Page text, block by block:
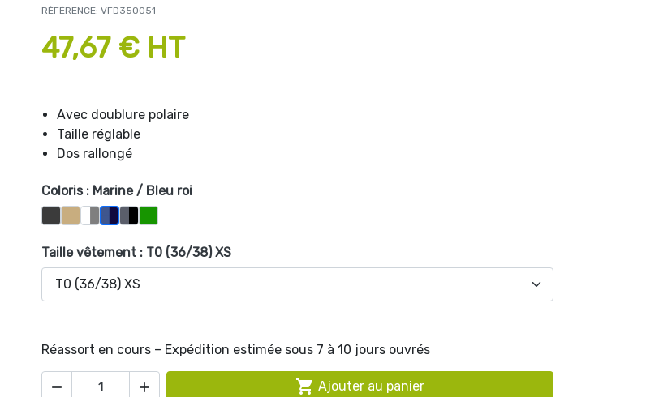
search
RÉFÉRENCE: VFD350051
47,67 € HT
Avec doublure polaire
Taille réglable
Dos rallongé
Coloris : Marine / Bleu roi
Ardoise
BeigeBlanc / Gris ciment
Marine / Bleu roi
Noir / Ardoise
Vert Bouteille
Taille vêtement : T0 (36/38) XS
Réassort en cours – Expédition estimée sous 7 à 10 jours ouvrés
   Ajouter au panier